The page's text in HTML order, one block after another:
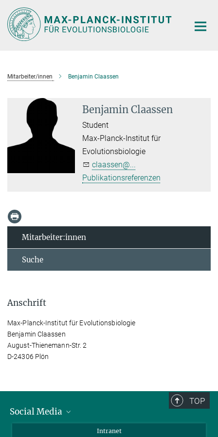
Hauptinhalt
Mitarbeiter/innen Benjamin Claassen
Benjamin Claassen
Student
Max-Planck-Institut für
Evolutionsbiologie
claassen@...
Publikationsreferenzen
Mitarbeiter:innen
Suche
Anschrift
Max-Planck-Institut für Evolutionsbiologie
Benjamin Claassen
August-Thienemann-Str. 2
D-24306 Plön
TOP
Social Media
Intranet